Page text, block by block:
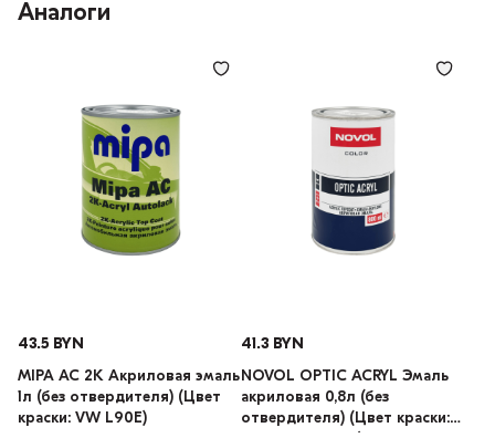
Аналоги
43.5 BYN
MIPA AC 2K Акриловая эмаль
1л (без отвердителя) (Цвет
краски: VW L90E)
41.3 BYN
NOVOL OPTIC ACRYL Эмаль
акриловая 0,8л (без
отвердителя) (Цвет краски: